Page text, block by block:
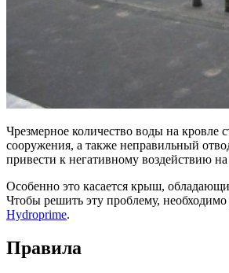
Чрезмерное количество воды на кровле
сооружения, а также неправильный
привести к негативному воздействию на
Особенно это касается крыш,
Чтобы решить эту проблему, необходимо
Hydroprime.
Правила